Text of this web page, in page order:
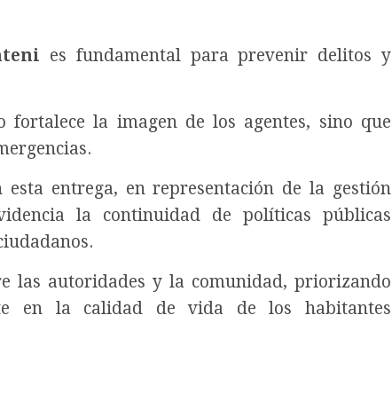
es fundamental para prevenir delitos y
fortalece la imagen de los agentes, sino que
esta entrega, en representación de la gestión
la continuidad de políticas públicas
las autoridades y la comunidad, priorizando
en la calidad de vida de los habitantes